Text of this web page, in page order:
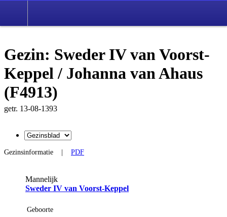
Gezin: Sweder IV van Voorst-
Keppel / Johanna van Ahaus
(F4913)
getr. 13-08-1393
Gezinsinformatie PDF
Mannelijk
Sweder IV van Voorst-Keppel
Geboorte